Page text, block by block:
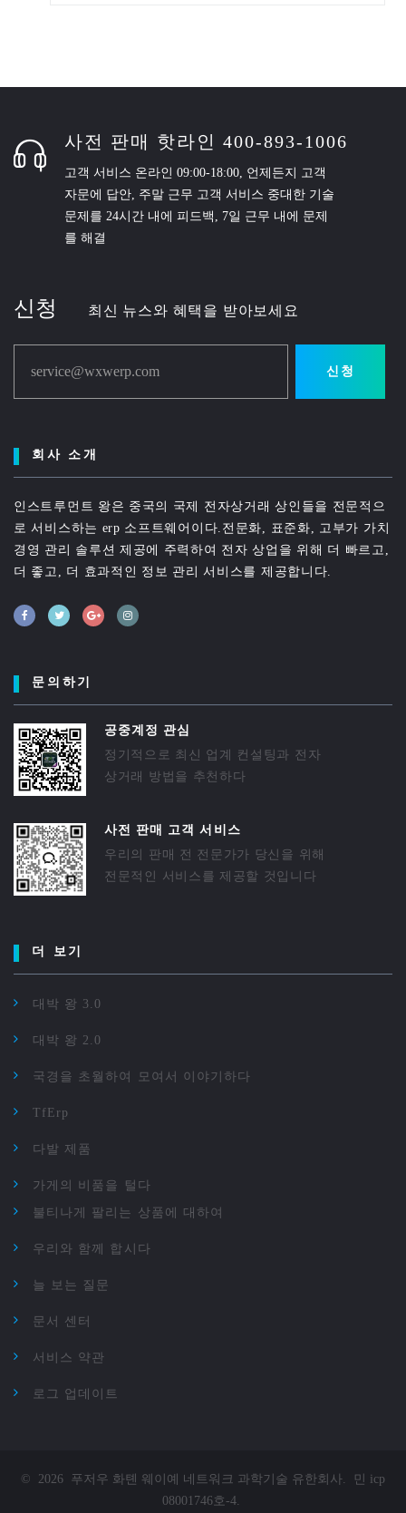
사전 판매 핫라인 400-893-1006
고객 서비스 온라인 09:00-18:00, 언제든지 고객
자문에 답안, 주말 근무 고객 서비스 중대한 기술
문제를 24시간 내에 피드백, 7일 근무 내에 문제
를 해결
신청 최신 뉴스와 혜택을 받아보세요
service@wxwerp.com 신청
회사 소개
인스트루먼트 왕은 중국의 국제 전자상거래 상인들을 전문적으
로 서비스하는 erp 소프트웨어이다.전문화, 표준화, 고부가 가치
경영 관리 솔루션 제공에 주력하여 전자 상업을 위해 더 빠르고,
더 좋고, 더 효과적인 정보 관리 서비스를 제공합니다.
문의하기
공중계정 관심
정기적으로 최신 업계 컨설팅과 전자
상거래 방법을 추천하다
사전 판매 고객 서비스
우리의 판매 전 전문가가 당신을 위해
전문적인 서비스를 제공할 것입니다
더 보기
대박 왕 3.0
대박 왕 2.0
국경을 초월하여 모여서 이야기하다
TfErp
다발 제품
가게의 비품을 털다
불티나게 팔리는 상품에 대하여
우리와 함께 합시다
늘 보는 질문
문서 센터
서비스 약관
로그 업데이트
© 2026 푸저우 화톈 웨이예 네트워크 과학기술 유한회사.
민 icp
08001746호-4.